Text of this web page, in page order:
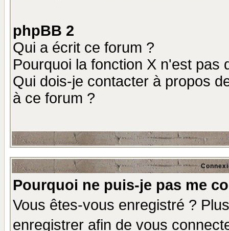
phpBB 2
Qui a écrit ce forum ?
Pourquoi la fonction X n'est pas
Qui dois-je contacter à propos
à ce forum ?
Pourquoi ne puis-je pas me
Vous êtes-vous enregistré ?
enregistrer afin de vous